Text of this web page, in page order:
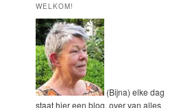
WELKOM!
(Bijna) elke dag
staat hier een blog, over van alles